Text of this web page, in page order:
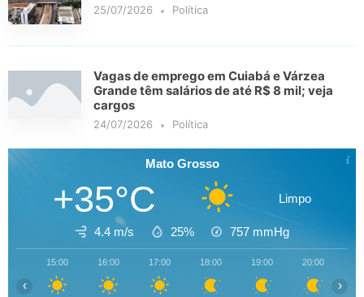
25/07/2026 Política
Vagas de emprego em Cuiabá e Várzea
Grande têm salários de até R$ 8 mil; veja
cargos
24/07/2026 Política
Mato Grosso
+35°C Limpo
4.4 m/s 25% 757 mmHg
15:00 16:00 17:00 18:00 19:00 20:00
‹ ›